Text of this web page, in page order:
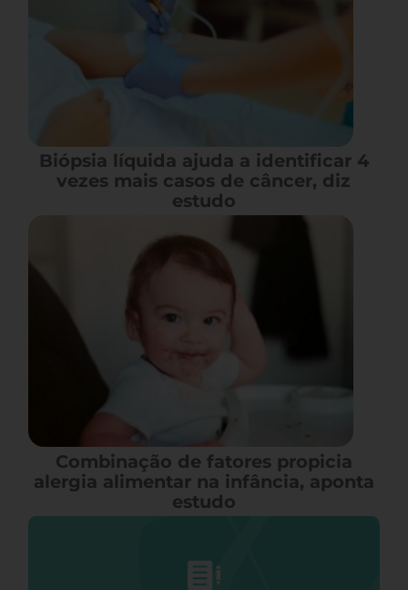
Biópsia líquida ajuda a identificar 4
vezes mais casos de câncer, diz
estudo
Combinação de fatores propicia
alergia alimentar na infância, aponta
estudo